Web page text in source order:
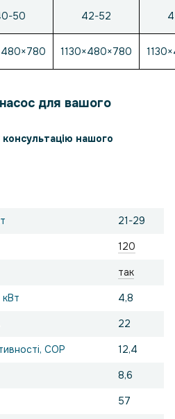
50 42-52
1130×480×780
для вашого
нашого
21-29
120
так
4,8
22
COP 12,4
8,6
57